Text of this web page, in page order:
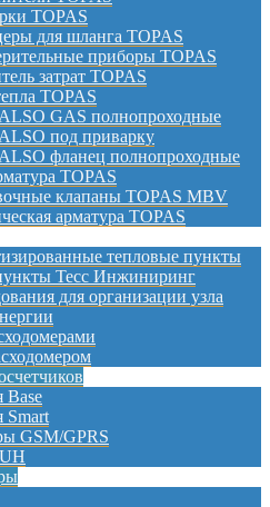
TOPAS
для шланга TOPAS
приборы TOPAS
затрат TOPAS
TOPAS
GAS полнопроходные
под приварку
фланец полнопроходные
TOPAS
клапаны TOPAS MBV
арматура TOPAS
тепловые пункты
Тесс Инжиниринг
для организации узла
Base
Smart
GSM/GPRS